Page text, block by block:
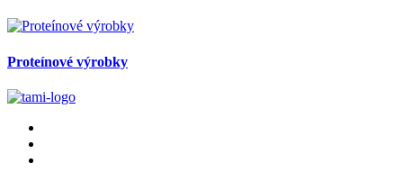
Proteínové výrobky